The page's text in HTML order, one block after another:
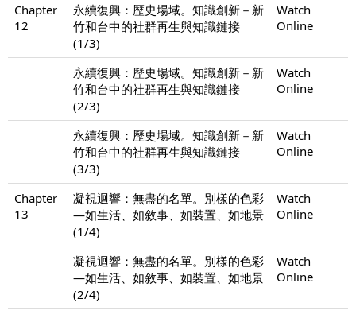
Chapter
12
永續復興：歷史場域。知識創新－新
竹和台中的社群再生與知識鏈接
(1/3)
Watch
Online
永續復興：歷史場域。知識創新－新
竹和台中的社群再生與知識鏈接
(2/3)
Watch
Online
永續復興：歷史場域。知識創新－新
竹和台中的社群再生與知識鏈接
(3/3)
Watch
Online
Chapter
13
凝視迴響：無盡的名單。別樣的色彩
—如生活、如敘事、如裝置、如地景
(1/4)
Watch
Online
凝視迴響：無盡的名單。別樣的色彩
—如生活、如敘事、如裝置、如地景
(2/4)
Watch
Online